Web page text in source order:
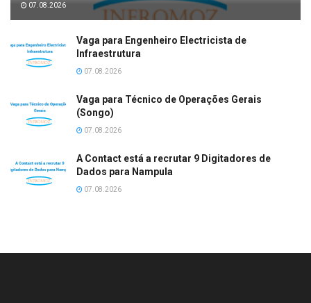
07.08.2026
Vaga para Engenheiro Electricista de
Infraestrutura
07.08.2026
Vaga para Técnico de Operações Gerais
(Songo)
07.08.2026
A Contact está a recrutar 9 Digitadores de
Dados para Nampula
07.08.2026